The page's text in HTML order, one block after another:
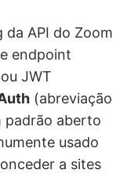
API do Zoom
endpoint
JWT
(abreviação
padrão aberto
usado
a sites